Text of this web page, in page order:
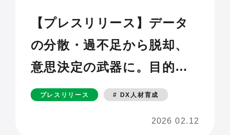
【プレスリリース】データ
の分散・過不足から脱却、
意思決定の武器に。目的・
データ・プロセスをつなぐ
プレスリリース # DX人材育成
2026 02.12